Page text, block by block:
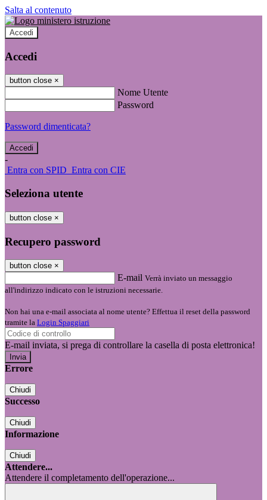
Salta al contenuto
Accedi
Accedi
button close ×
Nome Utente
Password
Password dimenticata?
-
Entra con SPID Entra con CIE
Seleziona utente
button close ×
Recupero password
button close ×
E-mail Verrà inviato un messaggio
all'indirizzo indicato con le istruzioni necessarie.
Non hai una e-mail associata al nome utente? Effettua il reset della password
tramite la Login Spaggiari
E-mail inviata, si prega di controllare la casella di posta elettronica!
Errore
Chiudi
Successo
Chiudi
Informazione
Chiudi
Attendere...
Attendere il completamento dell'operazione...